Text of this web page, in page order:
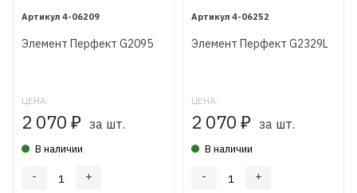
4-06209
Элемент Перфект G2095
ЦЕНА:
2 070 ₽ за шт.
В наличии
- +
4-06252
Элемент Перфект G2329L
ЦЕНА:
2 070 ₽ за шт.
В наличии
- +